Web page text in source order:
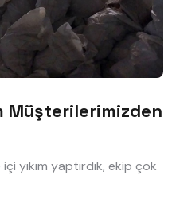
Müşterilerimizden
yıkım yaptırdık, ekip çok